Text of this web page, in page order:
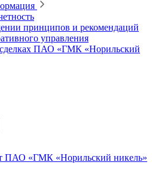
принципов и рекомендаций
управления
ПАО «ГМК «Норильский
ПАО «ГМК «Норильский никель»